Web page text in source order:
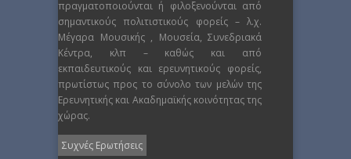
πραγματοποιούνται ή φιλοξενούνται από
σημαντικούς πολιτιστικούς φορείς – λ.χ.
Μέγαρα Μουσικής , Μουσεία, Συνεδριακά
Κέντρα, κλπ – καθώς και από
εκπαιδευτικούς και ερευνητικούς φορείς,
πρωτίστως προς το σύνολο των μελών της
Ερευνητικής και Ακαδημαϊκής κοινότητας της
χώρας.
Συχνές Ερωτήσεις